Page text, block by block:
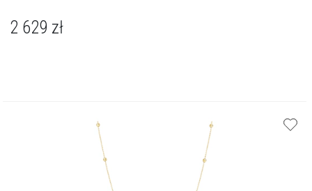
2 629 zł